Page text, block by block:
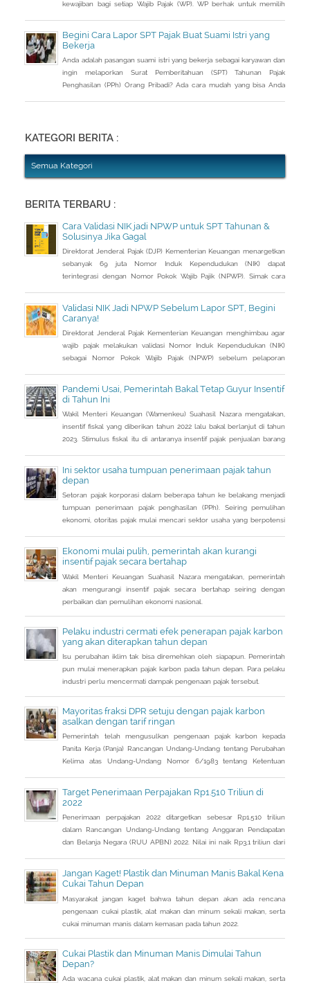
kewajiban bagi setiap Wajib Pajak (WP). WP berhak untuk memilih
pengusutan nilai wajar harta.
Begini Cara Lapor SPT Pajak Buat Suami Istri yang
Bekerja
Anda adalah pasangan suami istri yang bekerja sebagai karyawan dan
ingin melaporkan Surat Pemberitahuan (SPT) Tahunan Pajak
Penghasilan (PPh) Orang Pribadi? Ada cara mudah yang bisa Anda
suami atau istri
KATEGORI BERITA :
Semua Kategori
BERITA TERBARU :
Cara Validasi NIK jadi NPWP untuk SPT Tahunan &
Solusinya Jika Gagal
Direktorat Jenderal Pajak (DJP) Kementerian Keuangan menargetkan
sebanyak 69 juta Nomor Induk Kependudukan (NIK) dapat
terintegrasi dengan Nomor Pokok Wajib Pajik (NPWP). Simak cara
total target yang baru terintegrasi. Melalui integrasi, nantinya
pelayanan dapat lebih
Validasi NIK Jadi NPWP Sebelum Lapor SPT, Begini
Caranya!
Direktorat Jenderal Pajak Kementerian Keuangan menghimbau agar
wajib pajak melakukan validasi Nomor Induk Kependudukan (NIK)
sebagai Nomor Pokok Wajib Pajak (NPWP) sebelum pelaporan
112/PMK.03/2022. Dalam PMK yang menjadi aturan turunan Peraturan
Pandemi Usai, Pemerintah Bakal Tetap Guyur Insentif
di Tahun Ini
Wakil Menteri Keuangan (Wamenkeu) Suahasil Nazara mengatakan,
insentif fiskal yang diberikan tahun 2022 lalu bakal berlanjut di tahun
2023. Stimulus fiskal itu di antaranya insentif pajak penjualan barang
(PPN DTP) untuk sektor properti.
Ini sektor usaha tumpuan penerimaan pajak tahun
depan
Setoran pajak korporasi dalam beberapa tahun ke belakang menjadi
tumpuan penerimaan pajak penghasilan (PPh). Seiring pemulihan
ekonomi, otoritas pajak mulai mencari sektor usaha yang berpotensi
Ekonomi mulai pulih, pemerintah akan kurangi
insentif pajak secara bertahap
Wakil Menteri Keuangan Suahasil Nazara mengatakan, pemerintah
akan mengurangi insentif pajak secara bertahap seiring dengan
perbaikan dan pemulihan ekonomi nasional.
Pelaku industri cermati efek penerapan pajak karbon
yang akan diterapkan tahun depan
Isu perubahan iklim tak bisa diremehkan oleh siapapun. Pemerintah
pun mulai menerapkan pajak karbon pada tahun depan. Para pelaku
industri perlu mencermati dampak pengenaan pajak tersebut.
Mayoritas fraksi DPR setuju dengan pajak karbon
asalkan dengan tarif ringan
Pemerintah telah mengusulkan pengenaan pajak karbon kepada
Panita Kerja (Panja) Rancangan Undang-Undang tentang Perubahan
Kelima atas Undang-Undang Nomor 6/1983 tentang Ketentuan
Target Penerimaan Perpajakan Rp1.510 Triliun di
2022
Penerimaan perpajakan 2022 ditargetkan sebesar Rp1.510 triliun
dalam Rancangan Undang-Undang tentang Anggaran Pendapatan
dan Belanja Negara (RUU APBN) 2022. Nilai ini naik Rp3,1 triliun dari
pada 16 Agustus 2021.
Jangan Kaget! Plastik dan Minuman Manis Bakal Kena
Cukai Tahun Depan
Masyarakat jangan kaget bahwa tahun depan akan ada rencana
pengenaan cukai plastik, alat makan dan minum sekali makan, serta
cukai minuman manis dalam kemasan pada tahun 2022.
Cukai Plastik dan Minuman Manis Dimulai Tahun
Depan?
Ada wacana cukai plastik, alat makan dan minum sekali makan, serta